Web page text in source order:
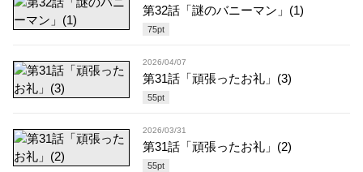
第32話「謎のバニーマン」(1)
75pt
2026/04/07
第31話「頑張ったお礼」(3)
55pt
2026/03/31
第31話「頑張ったお礼」(2)
55pt